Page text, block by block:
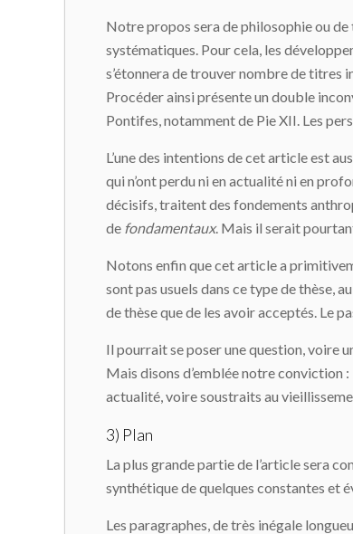
Notre propos sera de philosophie ou de
systématiques. Pour cela, les
s’étonnera de trouver nombre de titres
Procéder ainsi présente un double
Pontifes, notamment de Pie XII. Les
L’une des intentions de cet article est
qui n’ont perdu ni en actualité ni en
décisifs, traitent des fondements
de fondamentaux. Mais il serait
Notons enfin que cet article a
sont pas usuels dans ce type de thèse,
de thèse que de les avoir acceptés. Le
Il pourrait se poser une question, voire
Mais disons d’emblée notre conviction
actualité, voire soustraits au
3) Plan
La plus grande partie de l’article sera
synthétique de quelques constantes et
Les paragraphes, de très inégale